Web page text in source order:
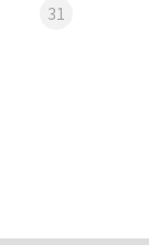
31